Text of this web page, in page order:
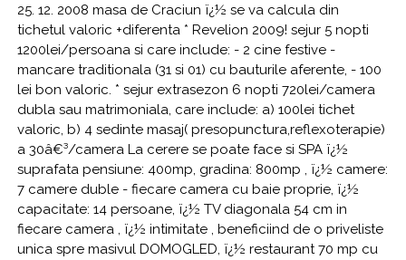
25. 12. 2008 masa de Craciun ï¿½ se va calcula din
tichetul valoric +diferenta * Revelion 2009! sejur 5 nopti
1200lei/persoana si care include: - 2 cine festive -
mancare traditionala (31 si 01) cu bauturile aferente, - 100
lei bon valoric. * sejur extrasezon 6 nopti 720lei/camera
dubla sau matrimoniala, care include: a) 100lei tichet
valoric, b) 4 sedinte masaj( presopunctura,reflexoterapie)
a 30â€³/camera La cerere se poate face si SPA ï¿½
suprafata pensiune: 400mp, gradina: 800mp , ï¿½ camere:
7 camere duble - fiecare camera cu baie proprie, ï¿½
capacitate: 14 persoane, ï¿½ TV diagonala 54 cm in
fiecare camera , ï¿½ intimitate , beneficiind de o priveliste
unica spre masivul DOMOGLED, ï¿½ restaurant 70 mp cu